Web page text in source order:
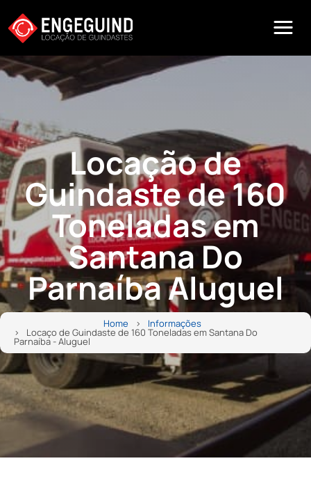
Locação de
Guindaste de 160
Toneladas em
Santana Do
Parnaíba Aluguel
Home Informações
Locaço de Guindaste de 160 Toneladas em Santana Do
Parnaíba - Aluguel